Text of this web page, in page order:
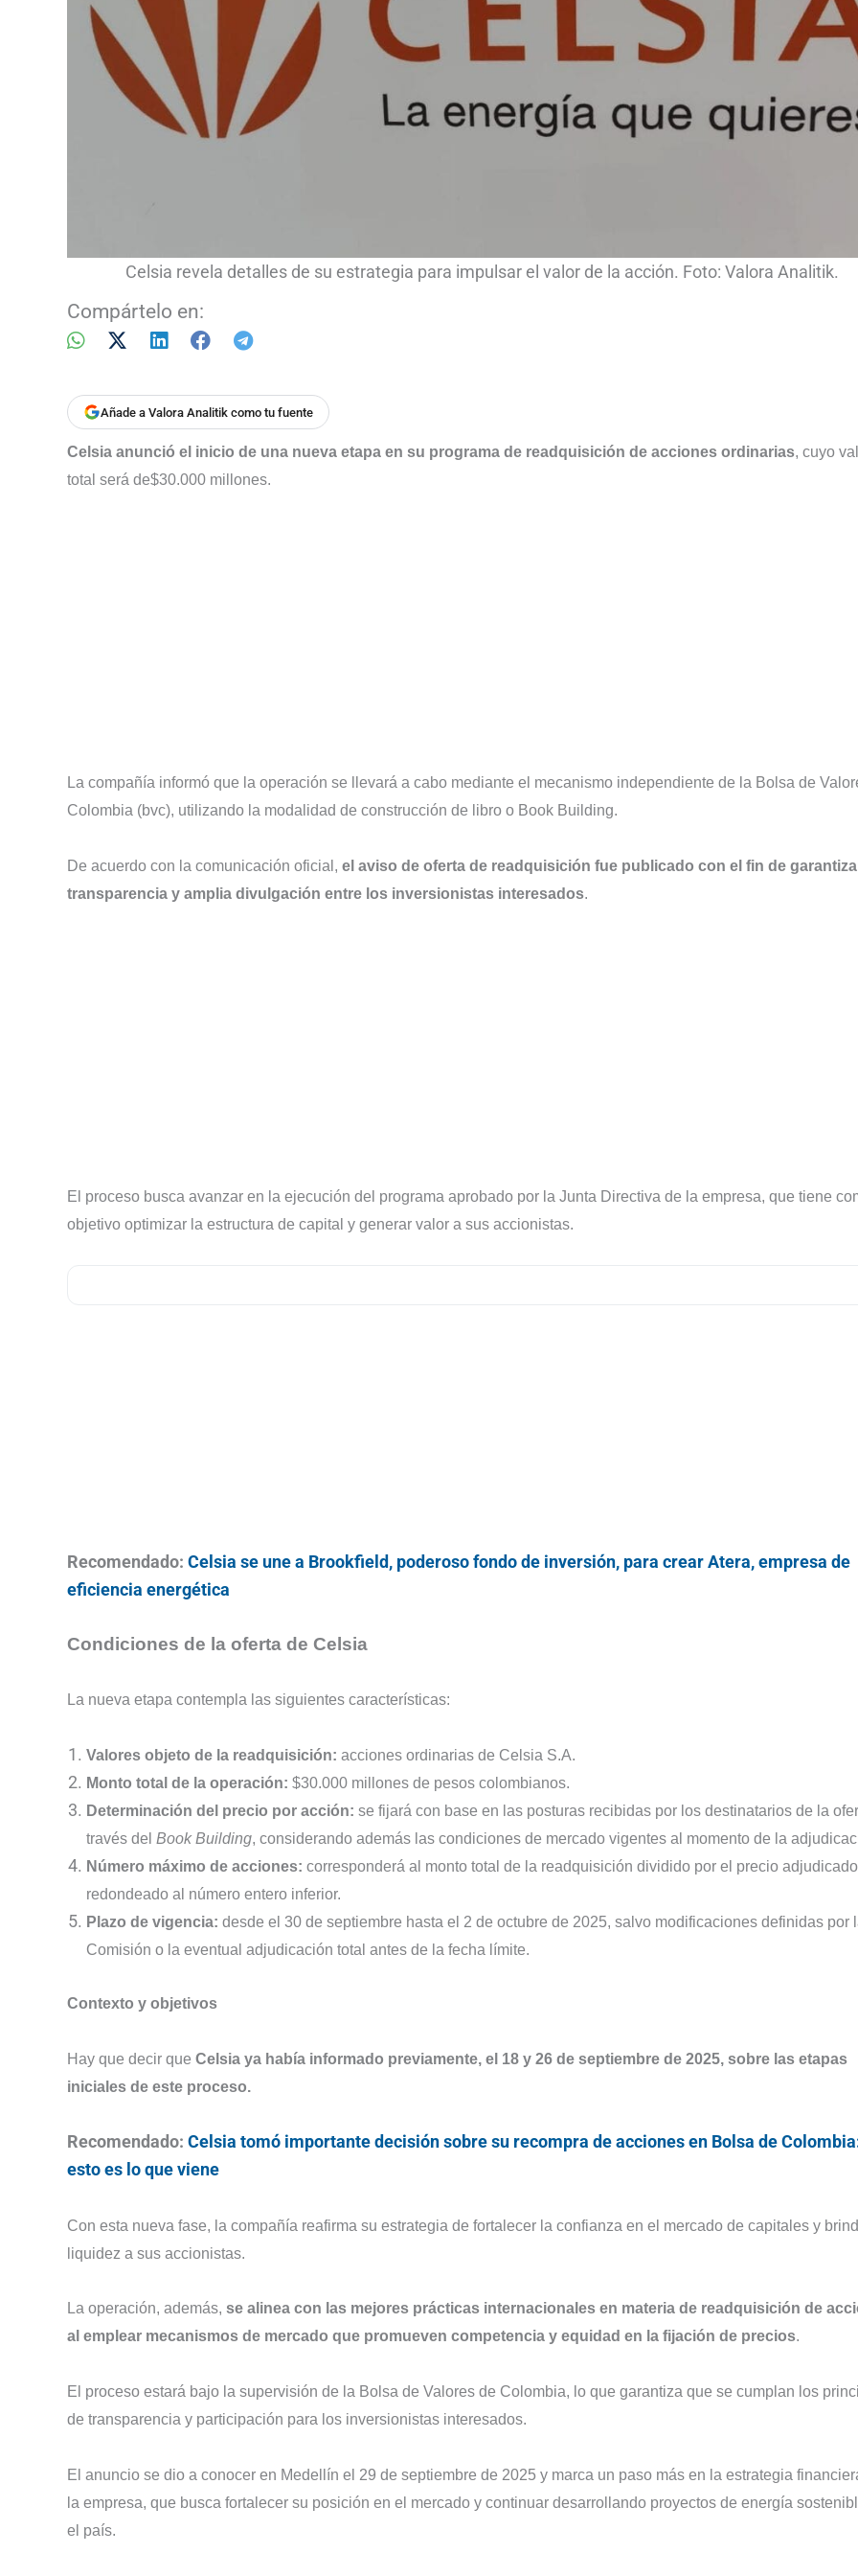
Celsia revela detalles de su estrategia para impulsar el valor de la acción. Foto: Valora Analitik.
Compártelo en:
Añade a Valora Analitik como tu fuente
Celsia anunció el inicio de una nueva etapa en su programa de readquisición de acciones ordinarias, cuyo
total será de$30.000 millones.
La compañía informó que la operación se llevará a cabo mediante el mecanismo independiente de la Bolsa de
Colombia (bvc), utilizando la modalidad de construcción de libro o Book Building.
De acuerdo con la comunicación oficial, el aviso de oferta de readquisición fue publicado con el fin de
transparencia y amplia divulgación entre los inversionistas interesados.
El proceso busca avanzar en la ejecución del programa aprobado por la Junta Directiva de la empresa, que tiene
objetivo optimizar la estructura de capital y generar valor a sus accionistas.
Recomendado: Celsia se une a Brookfield, poderoso fondo de inversión, para crear Atera, empresa de
eficiencia energética
Condiciones de la oferta de Celsia
La nueva etapa contempla las siguientes características:
Valores objeto de la readquisición: acciones ordinarias de Celsia S.A.
Monto total de la operación: $30.000 millones de pesos colombianos.
Determinación del precio por acción: se fijará con base en las posturas recibidas por los destinatarios de la
través del Book Building, considerando además las condiciones de mercado vigentes al momento de la
Número máximo de acciones: corresponderá al monto total de la readquisición dividido por el precio
redondeado al número entero inferior.
Plazo de vigencia: desde el 30 de septiembre hasta el 2 de octubre de 2025, salvo modificaciones definidas por
Comisión o la eventual adjudicación total antes de la fecha límite.
Contexto y objetivos
Hay que decir que Celsia ya había informado previamente, el 18 y 26 de septiembre de 2025, sobre las etapas
iniciales de este proceso.
Recomendado: Celsia tomó importante decisión sobre su recompra de acciones en Bolsa de
esto es lo que viene
Con esta nueva fase, la compañía reafirma su estrategia de fortalecer la confianza en el mercado de capitales y
liquidez a sus accionistas.
La operación, además, se alinea con las mejores prácticas internacionales en materia de readquisición de
al emplear mecanismos de mercado que promueven competencia y equidad en la fijación de precios.
El proceso estará bajo la supervisión de la Bolsa de Valores de Colombia, lo que garantiza que se cumplan los
de transparencia y participación para los inversionistas interesados.
El anuncio se dio a conocer en Medellín el 29 de septiembre de 2025 y marca un paso más en la estrategia
la empresa, que busca fortalecer su posición en el mercado y continuar desarrollando proyectos de energía
el país.